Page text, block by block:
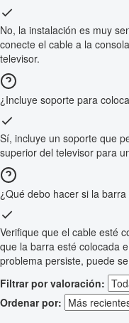
No, la instalación es muy
conecte el cable a la
televisor.
¿Incluye soporte para
Sí, incluye un soporte que
superior del televisor para
¿Qué debo hacer si la
Verifique que el cable esté
que la barra esté colocada
problema persiste, puede
Filtrar por valoración:
Ordenar por: